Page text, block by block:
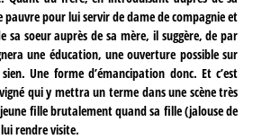
pauvre pour lui servir de dame de compagnie et
sa soeur auprès de sa mère, il suggère, de par
une éducation, une ouverture possible sur
Une forme d’émancipation donc. Et c’est
qui y mettra un terme dans une scène très
fille brutalement quand sa fille (jalouse de
rendre visite.